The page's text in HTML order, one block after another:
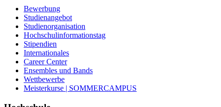
Bewerbung
Studienangebot
Studienorganisation
Hochschulinformationstag
Stipendien
Internationales
Career Center
Ensembles und Bands
Wettbewerbe
Meisterkurse | SOMMERCAMPUS